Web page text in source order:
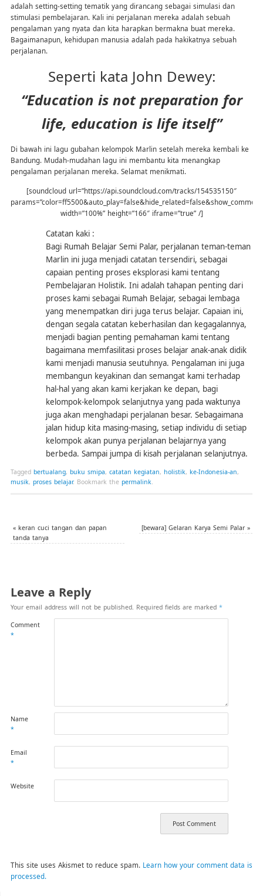
adalah setting-setting tematik yang dirancang sebagai simulasi dan
stimulasi pembelajaran. Kali ini perjalanan mereka adalah sebuah
pengalaman yang nyata dan kita harapkan bermakna buat mereka.
Bagaimanapun, kehidupan manusia adalah pada hakikatnya sebuah
perjalanan.
Seperti kata John Dewey:
“Education is not preparation for
life, education is life itself”
Di bawah ini lagu gubahan kelompok Marlin setelah mereka kembali ke
Bandung. Mudah-mudahan lagu ini membantu kita menangkap
pengalaman perjalanan mereka. Selamat menikmati.
[soundcloud url=”https://api.soundcloud.com/tracks/154535150″
width=”100%” height=”166″ iframe=”true” /]
Catatan kaki :
Bagi Rumah Belajar Semi Palar, perjalanan teman-teman
Marlin ini juga menjadi catatan tersendiri, sebagai
capaian penting proses eksplorasi kami tentang
Pembelajaran Holistik. Ini adalah tahapan penting dari
proses kami sebagai Rumah Belajar, sebagai lembaga
yang menempatkan diri juga terus belajar. Capaian ini,
dengan segala catatan keberhasilan dan kegagalannya,
menjadi bagian penting pemahaman kami tentang
bagaimana memfasilitasi proses belajar anak-anak didik
kami menjadi manusia seutuhnya. Pengalaman ini juga
membangun keyakinan dan semangat kami terhadap
hal-hal yang akan kami kerjakan ke depan, bagi
kelompok-kelompok selanjutnya yang pada waktunya
juga akan menghadapi perjalanan besar. Sebagaimana
jalan hidup kita masing-masing, setiap individu di setiap
kelompok akan punya perjalanan belajarnya yang
berbeda. Sampai jumpa di kisah perjalanan selanjutnya.
Tagged bertualang, buku smipa, catatan kegiatan, holistik, ke-Indonesia-an,
musik, proses belajar.Bookmark the permalink
«keran cuci tangan dan papan
tanda tanya
[bewara] Gelaran Karya Semi Palar»
Leave a Reply
Your email address will not be published. Required fields are marked *
Comment
*
Name
*
Email
*
Website
This site uses Akismet to reduce spam. Learn how your comment data is
processed.